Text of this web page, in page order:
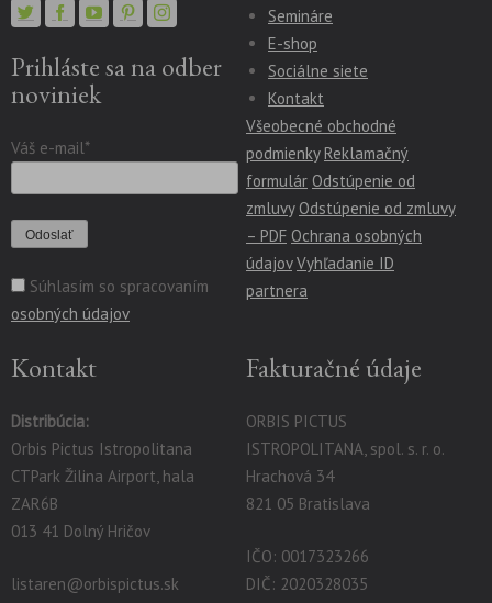
Prihláste sa na odber
noviniek
Váš e-mail*
Súhlasím so spracovaním
osobných údajov
Semináre
E-shop
Sociálne siete
Kontakt
Všeobecné obchodné
podmienky Reklamačný
formulár Odstúpenie od
zmluvy Odstúpenie od zmluvy
– PDF Ochrana osobných
údajov Vyhľadanie ID
partnera
Kontakt
Distribúcia:
Orbis Pictus Istropolitana
CTPark Žilina Airport, hala
ZAR6B
013 41 Dolný Hričov
listaren@orbispictus.sk
Fakturačné údaje
ORBIS PICTUS
ISTROPOLITANA, spol. s. r. o.
Hrachová 34
821 05 Bratislava
IČO: 0017323266
DIČ: 2020328035